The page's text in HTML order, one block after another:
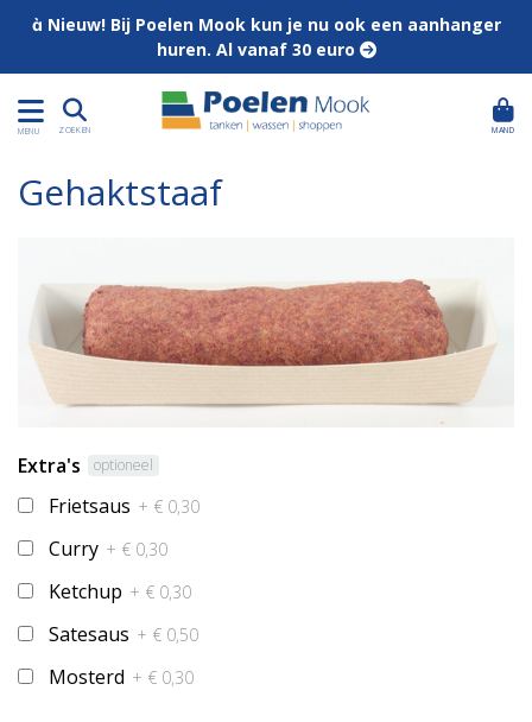
 Nieuw! Bij Poelen Mook kun je nu ook een aanhanger
huren. Al vanaf 30 euro 
MENU ZOEKEN MAND
Gehaktstaaf
Extra's optioneel
Frietsaus + € 0,30
Curry + € 0,30
Ketchup + € 0,30
Satesaus + € 0,50
Mosterd + € 0,30